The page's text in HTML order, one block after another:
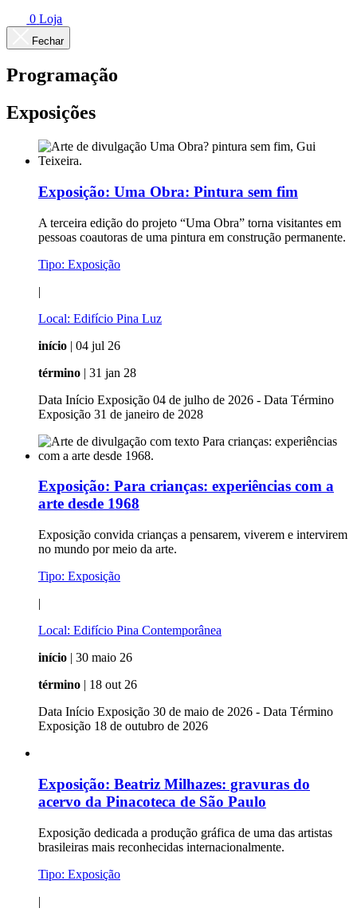
0 Loja
Fechar
Programação
Exposições
Exposição: Uma Obra: Pintura sem fim
A terceira edição do projeto “Uma Obra” torna visitantes em
pessoas coautoras de uma pintura em construção permanente.
Tipo: Exposição
|
Local: Edifício Pina Luz
início | 04 jul 26
término | 31 jan 28
Data Início Exposição 04 de julho de 2026 - Data Término
Exposição 31 de janeiro de 2028
Exposição: Para crianças: experiências com a
arte desde 1968
Exposição convida crianças a pensarem, viverem e intervirem
no mundo por meio da arte.
Tipo: Exposição
|
Local: Edifício Pina Contemporânea
início | 30 maio 26
término | 18 out 26
Data Início Exposição 30 de maio de 2026 - Data Término
Exposição 18 de outubro de 2026
Exposição: Beatriz Milhazes: gravuras do
acervo da Pinacoteca de São Paulo
Exposição dedicada a produção gráfica de uma das artistas
brasileiras mais reconhecidas internacionalmente.
Tipo: Exposição
|